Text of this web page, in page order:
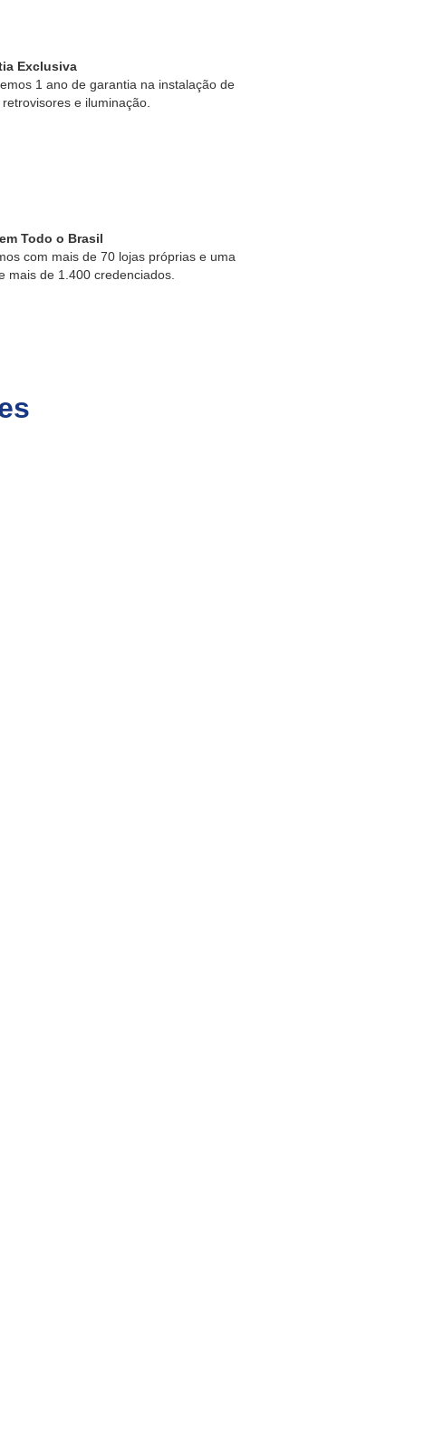
Exclusiva
1 ano de garantia na instalação de
e iluminação.
Todo o Brasil
com mais de 70 lojas próprias e uma
mais de 1.400 credenciados.